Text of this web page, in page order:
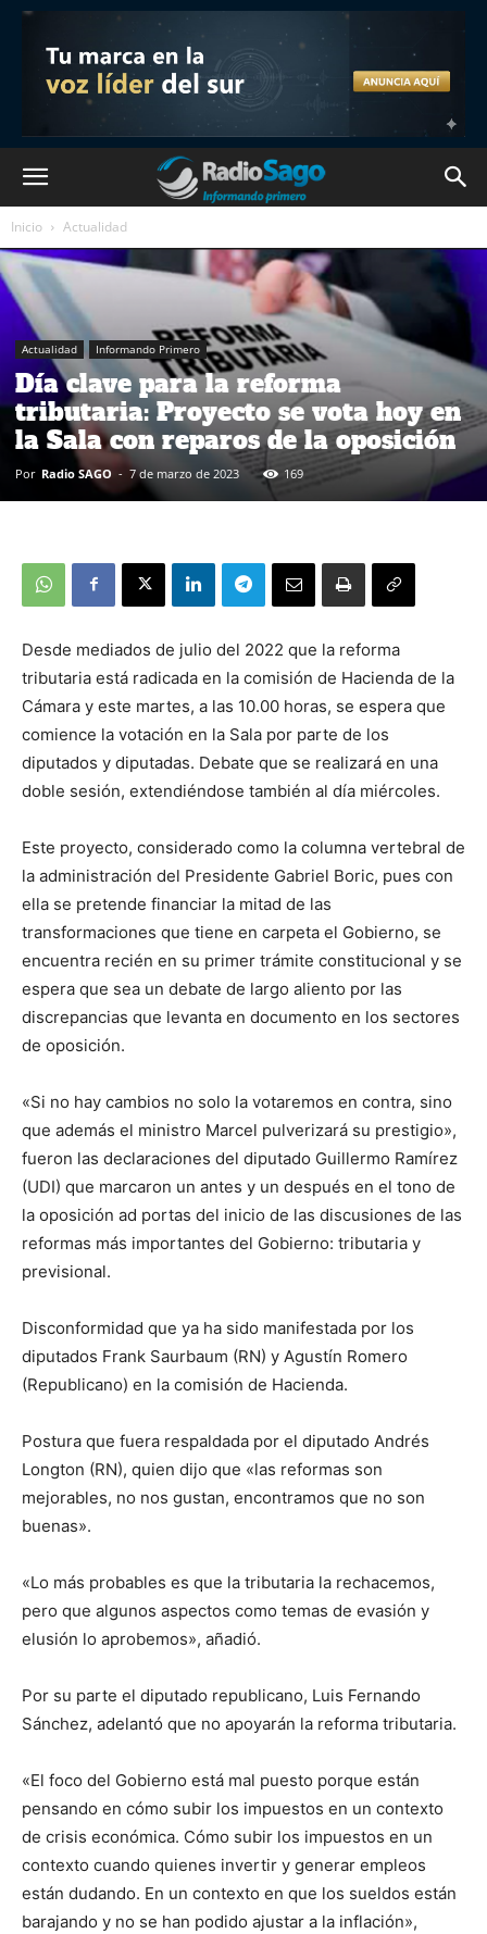
Inicio Actualidad
Actualidad Informando Primero
Día clave para la reforma
tributaria: Proyecto se vota hoy en
la Sala con reparos de la oposición
Por Radio SAGO - 7 de marzo de 2023 169
Desde mediados de julio del 2022 que la reforma
tributaria está radicada en la comisión de Hacienda de la
Cámara y este martes, a las 10.00 horas, se espera que
comience la votación en la Sala por parte de los
diputados y diputadas. Debate que se realizará en una
doble sesión, extendiéndose también al día miércoles.
Este proyecto, considerado como la columna vertebral de
la administración del Presidente Gabriel Boric, pues con
ella se pretende financiar la mitad de las
transformaciones que tiene en carpeta el Gobierno, se
encuentra recién en su primer trámite constitucional y se
espera que sea un debate de largo aliento por las
discrepancias que levanta en documento en los sectores
de oposición.
«Si no hay cambios no solo la votaremos en contra, sino
que además el ministro Marcel pulverizará su prestigio»,
fueron las declaraciones del diputado Guillermo Ramírez
(UDI) que marcaron un antes y un después en el tono de
la oposición ad portas del inicio de las discusiones de las
reformas más importantes del Gobierno: tributaria y
previsional.
Disconformidad que ya ha sido manifestada por los
diputados Frank Saurbaum (RN) y Agustín Romero
(Republicano) en la comisión de Hacienda.
Postura que fuera respaldada por el diputado Andrés
Longton (RN), quien dijo que «las reformas son
mejorables, no nos gustan, encontramos que no son
buenas».
«Lo más probables es que la tributaria la rechacemos,
pero que algunos aspectos como temas de evasión y
elusión lo aprobemos», añadió.
Por su parte el diputado republicano, Luis Fernando
Sánchez, adelantó que no apoyarán la reforma tributaria.
«El foco del Gobierno está mal puesto porque están
pensando en cómo subir los impuestos en un contexto
de crisis económica. Cómo subir los impuestos en un
contexto cuando quienes invertir y generar empleos
están dudando. En un contexto en que los sueldos están
barajando y no se han podido ajustar a la inflación»,